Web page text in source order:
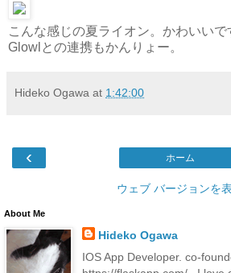
こんな感じの夏ライオン。かわいいで
Glowlとの連携もかんりょー。
Hideko Ogawa at 1:42:00
‹ ホーム
ウェブ バージョンを
About Me
Hideko Ogawa
IOS App Developer. co-